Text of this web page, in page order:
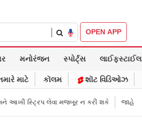
OPEN APP
મનોરંજન સ્પોર્ટ્સ લાઈફસ્ટાઈલ
માટે કૉલમ શૉટ વિડિઓઝ
ન કરી શકે જાહેરખબરોથી લોકોને મિસગાઇડ